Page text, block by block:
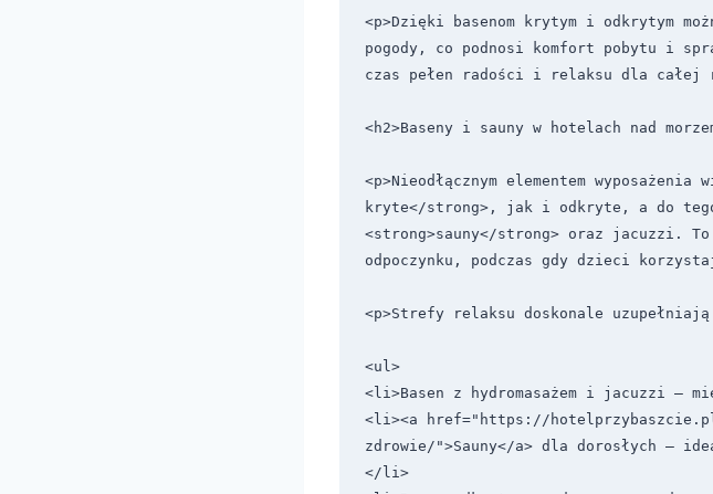
<p>Dzięki basenom krytym i odkrytym
pogody, co podnosi komfort pobytu i
czas pełen radości i relaksu dla całej
<h2>Baseny i sauny w hotelach nad
<p>Nieodłącznym elementem
kryte</strong>, jak i odkryte, a do tego
<strong>sauny</strong> oraz jacuzzi.
odpoczynku, podczas gdy dzieci
<p>Strefy relaksu doskonale
<ul>
<li>Basen z hydromasażem i jacuzzi –
<li><a href="https://
zdrowie/">Sauny</a> dla dorosłych –
</li>